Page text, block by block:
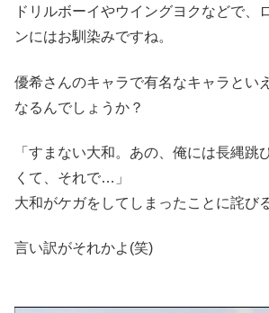
ドリルボーイやウイングヨクなどで、
ンにはお馴染みですね。
優希さんのキャラで有名なキャラとい
なるんでしょうか？
「すまない大和。あの、俺には長縄跳
くて、それで…」
大和がケガをしてしまったことに詫び
言い訳がそれかよ(笑)